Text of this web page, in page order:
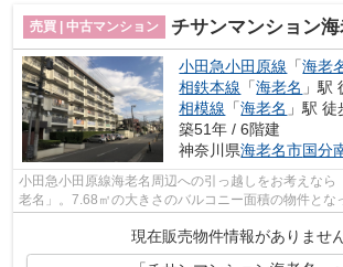
売買 | 中古マンション チサンマンション海
小田急小田原線 「海老
相鉄本線 「海老名 」駅
相模線 「海老名 」駅
築51年 / 6階建
神奈川県海老名市国分
小田急小田原線海老名周辺への引っ越しをお考えなら
老名」。7.68㎡の大きさのバルコニー面積の物件とな
なコストパフォーマンスの物件です。...
現在販売物件情報がありません